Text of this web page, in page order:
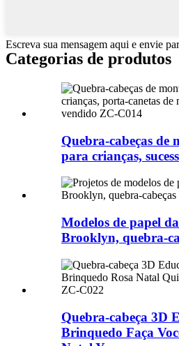
Escreva sua mensagem aqui e envie
Categorias de produtos
Quebra-cabeças de
para crianças,
Modelos de papel
Brooklyn, quebra-
Quebra-cabeça 3D
Brinquedo Faça